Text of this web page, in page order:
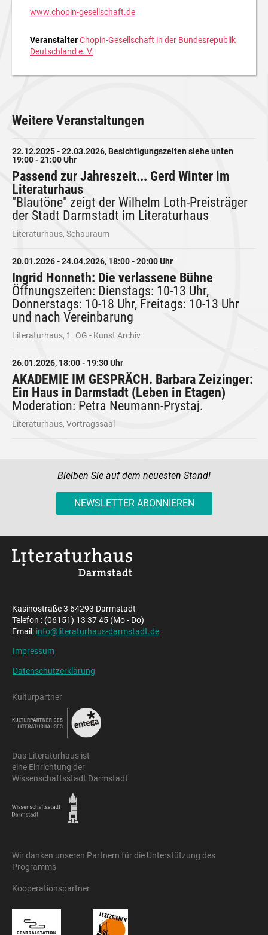
www.chopin-gesellschaft.de
VeranstalterChopin-Gesellschaft in der Bundesrepublik
Deutschland e. V.
Weitere Veranstaltungen
22.12.2025 - 22.03.2026, Besichtigungszeiten siehe unten
19:00 - 21:00 Uhr
Passend zur Jahreszeit... Gerd Winter im
Literaturhaus
"Blautöne" zeigt der Wilhelm Loth-Preisträger
der Stadt Darmstadt im Literaturhaus
Literaturhaus, Schauraum
20.01.2026 - 24.04.2026, 18:00 - 20:00 Uhr
Ingrid Honneth: Die verlassene Bühne
Öffnungszeiten: Dienstags: 10-13 Uhr,
Donnerstags: 10-18 Uhr, Freitags: 10-13 Uhr
und nach Vereinbarung
Literaturhaus, 1. OG - Kunst Archiv
26.01.2026, 18:00 - 19:30 Uhr
AKADEMIE IM GESPRÄCH. Barbara Zeizinger:
Ein Haus in Darmstadt (Leben in Etagen)
Moderation: Petra Neumann-Prystaj.
Literaturhaus, Vortragssaal
Bleiben Sie auf dem neuesten Stand!
NEWSLETTER ABONNIEREN
Kasinostraße 3 64293 Darmstadt
Telefon : (06151) 13 37 45 (Mo - Do)
Email: info@literaturhaus-darmstadt.de
Impressum
Datenschutzerklärung
Kulturpartner
Das Literaturhaus ist
eine Einrichtung der
Wissenschaftsstadt Darmstadt
Wir danken unseren Partnern für die Unterstützung des
Programms
Kooperationspartner